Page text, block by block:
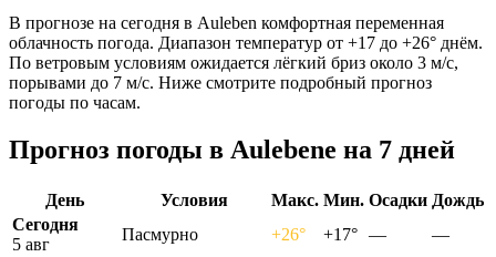
В прогнозе на сегодня в Auleben комфортная переменная
облачность погода. Диапазон температур от +17 до +26° днём.
По ветровым условиям ожидается лёгкий бриз около 3 м/с,
порывами до 7 м/с. Ниже смотрите подробный прогноз
погоды по часам.
Прогноз погоды в Aulebenе на 7 дней
День Условия Макс. Мин. Осадки Дождь
Сегодня
5 авг
Пасмурно +26° +17° —
—